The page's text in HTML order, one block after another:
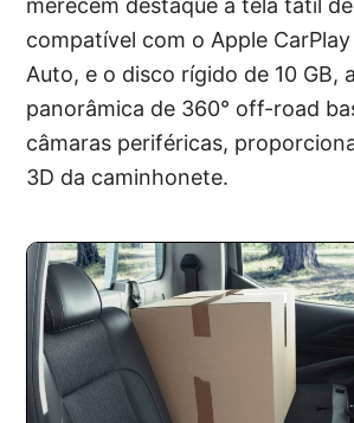
merecem destaque a tela tátil
compatível com o Apple
Auto, e o disco rígido de 10 GB,
panorâmica de 360° off-road
câmaras periféricas,
3D da caminhonete.